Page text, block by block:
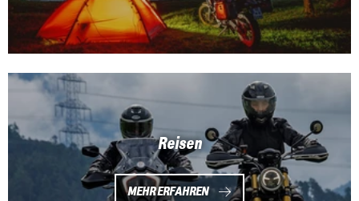
Reisen
MEHR ERFAHREN